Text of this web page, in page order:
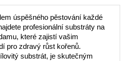
úspěšného pěstování každé
profesionální substráty na
které zajistí vašim
pro zdravý růst kořenů.
substrát, je skutečným